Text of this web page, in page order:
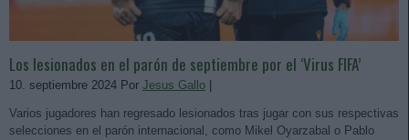
Los lesionados en el parón de septiembre por el ‘Virus FIFA’
10. septiembre 2024 Por Jesus Gallo
Varios jugadores han regresado lesionados tras jugar con sus respectivas
selecciones en el parón internacional, como Mikel Oyarzabal o Pablo